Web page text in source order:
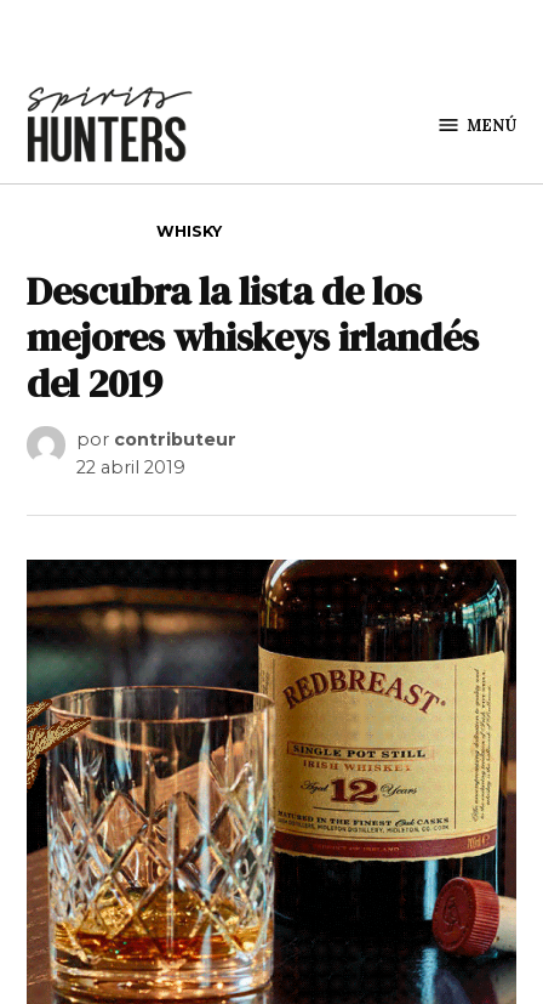
MENÚ
WHISKY
Descubra la lista de los
mejores whiskeys irlandés
del 2019
por contributeur
22 abril 2019